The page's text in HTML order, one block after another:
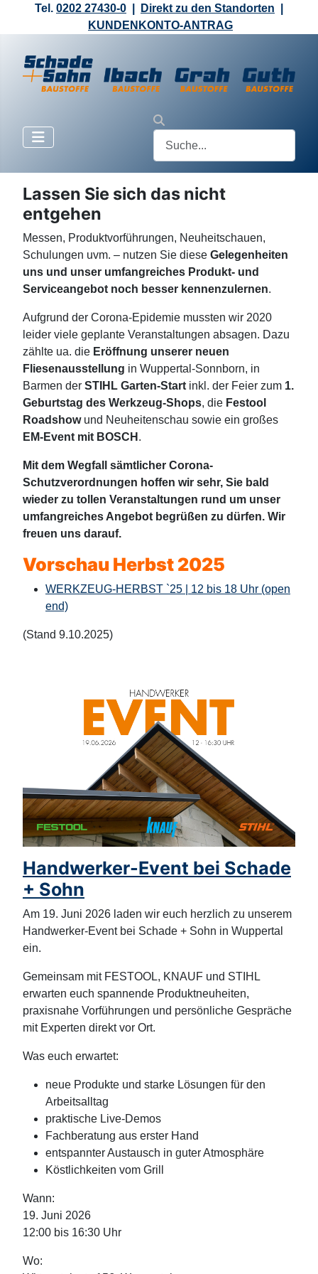
Tel. 0202 27430-0 Direkt zu den Standorten
KUNDENKONTO-ANTRAG
Lassen Sie sich das nicht
entgehen
Messen, Produktvorführungen, Neuheitschauen,
Schulungen uvm. – nutzen Sie diese Gelegenheiten
uns und unser umfangreiches Produkt- und
Serviceangebot noch besser kennenzulernen.
Aufgrund der Corona-Epidemie mussten wir 2020
leider viele geplante Veranstaltungen absagen. Dazu
zählte ua. die Eröffnung unserer neuen
Fliesenausstellung in Wuppertal-Sonnborn, in
Barmen der STIHL Garten-Start inkl. der Feier zum 1.
Geburtstag des Werkzeug-Shops, die Festool
Roadshowund Neuheitenschau sowie ein großes
EM-Event mit BOSCH .
Mit dem Wegfall sämtlicher Corona-
Schutzverordnungen hoffen wir sehr, Sie bald
wieder zu tollen Veranstaltungen rund um unser
umfangreiches Angebot begrüßen zu dürfen. Wir
freuen uns darauf.
Vorschau Herbst 2025
WERKZEUG-HERBST `25 | 12 bis 18 Uhr (open
end)
(Stand 9.10.2025)
Handwerker-Event bei Schade
+ Sohn
Am 19. Juni 2026 laden wir euch herzlich zu unserem
Handwerker-Event bei Schade + Sohn in Wuppertal
ein.
Gemeinsam mit FESTOOL, KNAUF und STIHL
erwarten euch spannende Produktneuheiten,
praxisnahe Vorführungen und persönliche Gespräche
mit Experten direkt vor Ort.
Was euch erwartet:
neue Produkte und starke Lösungen für den
Arbeitsalltag
praktische Live-Demos
Fachberatung aus erster Hand
entspannter Austausch in guter Atmosphäre
Köstlichkeiten vom Grill
Wann:
19. Juni 2026
12:00 bis 16:30 Uhr
Wo: